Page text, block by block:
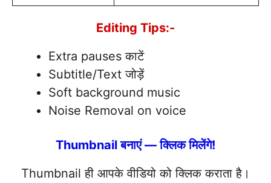
Editing Tips:-
Extra pauses काटें
Subtitle/Text जोड़ें
Soft background music
Noise Removal on voice
Thumbnail बनाएं — क्लिक मिलेंगे!
Thumbnail ही आपके वीडियो को क्लिक कराता है।